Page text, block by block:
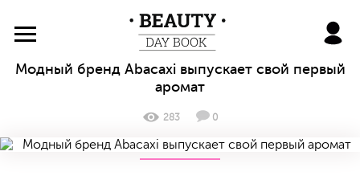
BeautyDayBook
Модный бренд Abacaxi выпускает свой первый
аромат
283 0